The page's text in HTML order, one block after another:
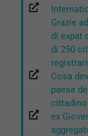
Grazie
di expat
di 250
Cosa
paese
cittadino
ex